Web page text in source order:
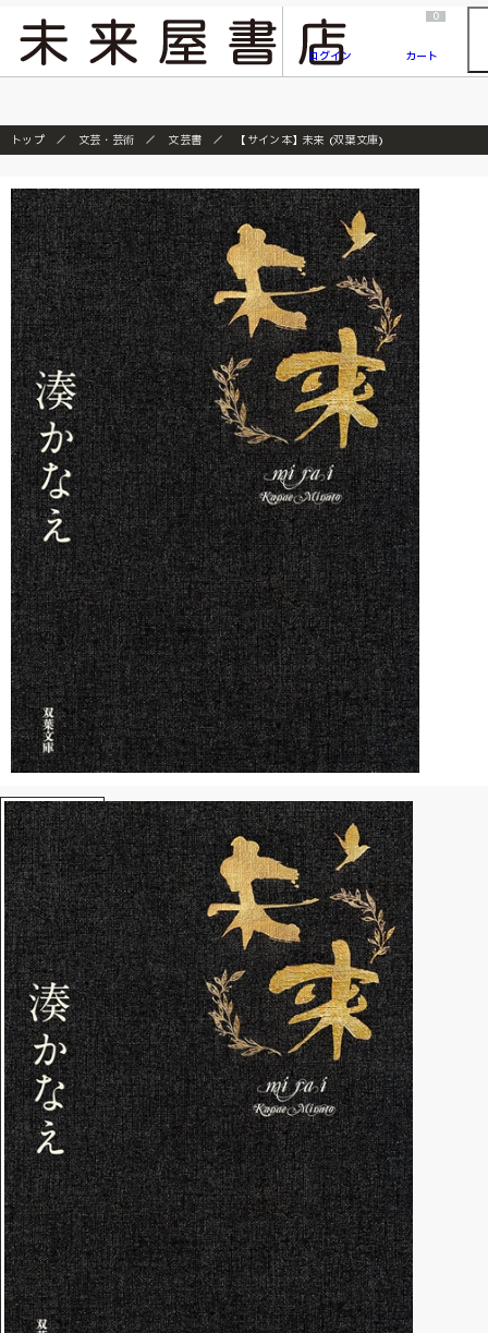
『ONE PIECE magazine 021 ONE PIECEカード付き同梱版』発売延期のご案内
ログイン
0
カート
トップ 文芸・芸術 文芸書 【サイン本】未来 (双葉文庫)